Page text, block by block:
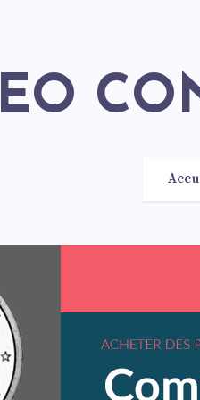
SEO